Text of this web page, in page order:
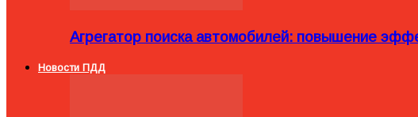
Агрегатор поиска автомобилей: повышение
Новости ПДД